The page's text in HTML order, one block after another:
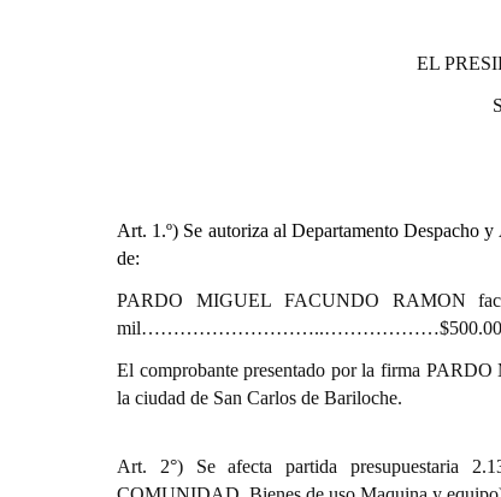
EL
Art. 1.º) Se autoriza al Departamento Despacho
de:
PARDO MIGUEL FACUNDO RAMON
El comprobante presentado por la firma
la ciudad de San Carlos de Bariloche.
Art. 2°) Se afecta partida presupuestaria